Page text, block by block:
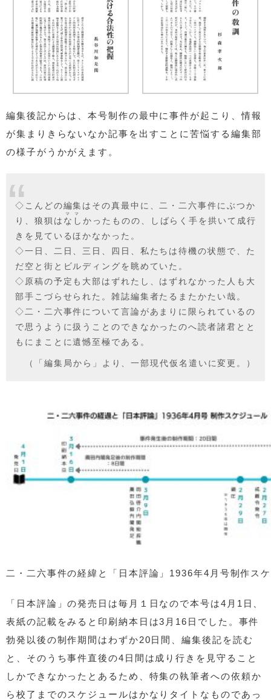
編集後記からは、本号制作の最中に事件が起こり、情報
が集まりきらないなか記事を出すことに苦悩する編集部
の様子がうかがえます。
◇こんどの編集はその真最中に、二・二六事件にぶつか
り、狼狽は なし
ママ
かったものの、しばらく手を拱いて成行
きを見ているほかなかった。
◇一日、二日、三日、四日、私たちは待機の状態で、た
だ空と街とビルディングを眺めていた。
◇原稿の予定も大部はずれたし、はずれなかった人も大
部手こづらせられた。雑誌編集者たるまたかたい哉。
◇二・二六事件について言論があまりに限られているの
で思うように扱うことのできなかったのへ読者諸君とと
もにまことに遺憾至極である。
（「編集局から」より、一部現代仮名遣いに変更。）
二・二六事件の経緯と「日本評論」1936年4月号制作ス
「日本評論」の発売日は毎月１日なので本号は4月1日、
表紙の記載をみると印刷納本日は3月16日でした。事件
勃発以後の制作期間はわずか20日間、編集後記を読む
と、そのうち事件直後の4日間は成り行きを見守ること
しかできなかったとあるため、特集の執筆者への依頼か
ら校了までのスケジュールはかなりタイトなものであっ